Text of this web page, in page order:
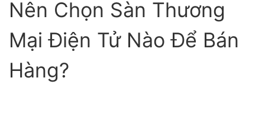
Chính sách bảo mật
Nên Chọn Sàn Thương
Mại Điện Tử Nào Để Bán
Hàng?